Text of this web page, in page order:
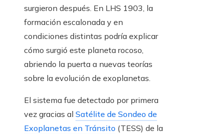
surgieron después. En LHS 1903, la
formación escalonada y en
condiciones distintas podría explicar
cómo surgió este planeta rocoso,
abriendo la puerta a nuevas teorías
sobre la evolución de exoplanetas.
El sistema fue detectado por primera
vez gracias al Satélite de Sondeo de
Exoplanetas en Tránsito (TESS) de la